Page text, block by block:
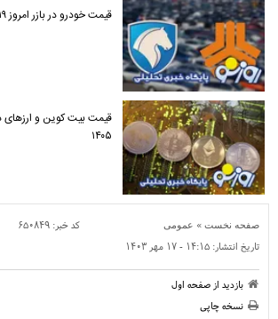
قیمت خودرو در بازر امروز ۱۹ مردادماه ۱۴۰۵
۱۴۰۵
صفحه نخست » عمومی کد خبر: ۶۵۰۸۴۹
تاریخ انتشار: ۱۴:۱۵ - ۱۷ مهر ۱۴۰۳
بازدید از صفحه اول
نسخه چاپی